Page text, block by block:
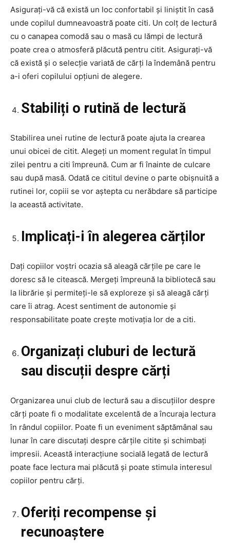
Asigurați-vă că există un loc confortabil și liniștit în casă
unde copilul dumneavoastră poate citi. Un colț de lectură
cu o canapea comodă sau o masă cu lămpi de lectură
poate crea o atmosferă plăcută pentru citit. Asigurați-vă
că există și o selecție variată de cărți la îndemână pentru
a-i oferi copilului opțiuni de alegere.
Stabiliți o rutină de lectură
Stabilirea unei rutine de lectură poate ajuta la crearea
unui obicei de citit. Alegeți un moment regulat în timpul
zilei pentru a citi împreună. Cum ar fi înainte de culcare
sau după masă. Odată ce cititul devine o parte obișnuită a
rutinei lor, copiii se vor aștepta cu nerăbdare să participe
la această activitate.
Implicați-i în alegerea cărților
Dați copiilor voștri ocazia să aleagă cărțile pe care le
doresc să le citească. Mergeți împreună la bibliotecă sau
la librărie și permiteți-le să exploreze și să aleagă cărți
care îi atrag. Acest sentiment de autonomie și
responsabilitate poate crește motivația lor de a citi.
Organizați cluburi de lectură
sau discuții despre cărți
Organizarea unui club de lectură sau a discuțiilor despre
cărți poate fi o modalitate excelentă de a încuraja lectura
în rândul copiilor. Poate fi un eveniment săptămânal sau
lunar în care discutați despre cărțile citite și schimbați
impresii. Această interacțiune socială legată de lectură
poate face lectura mai plăcută și poate stimula interesul
copiilor pentru cărți.
Oferiți recompense și
recunoaștere